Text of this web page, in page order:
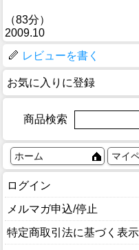
（83分）
2009.10
レビューを書く
お気に入りに登録
商品検索
ホーム マイ
ログイン
メルマガ申込/停止
特定商取引法に基づく表示